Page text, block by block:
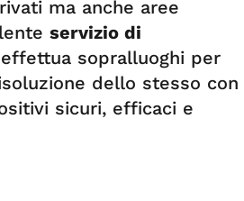
ma anche aree
servizio di
effettua sopralluoghi per
dello stesso con
sicuri, efficaci e